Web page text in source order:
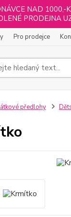
NAD
PRODEJNA
Pro prodejce
předlohy